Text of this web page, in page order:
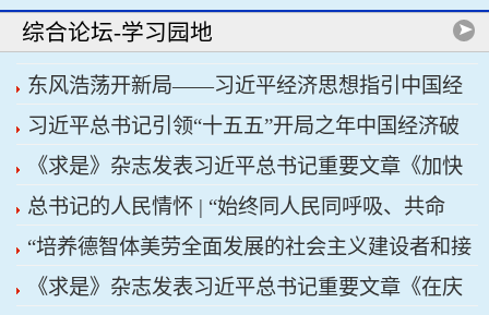
审计机关
综合论坛-学习园地
东风浩荡开新局——习近平经济思想指引中国经
济高质量发展行稳致远
习近平总书记引领“十五五”开局之年中国经济破
浪前行
《求是》杂志发表习近平总书记重要文章《加快
建设健康中国》
总书记的人民情怀 | “始终同人民同呼吸、共命
运、心连心”
“培养德智体美劳全面发展的社会主义建设者和接
班人”——习近平总书记的重要论述指引基础教育
《求是》杂志发表习近平总书记重要文章《在庆